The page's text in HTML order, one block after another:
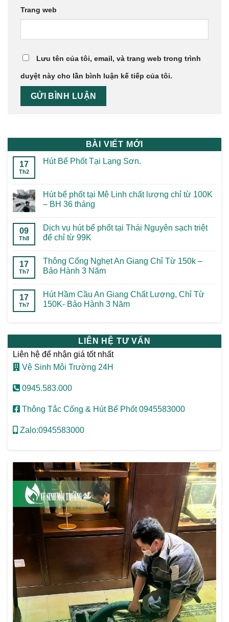
Trang web
Lưu tên của tôi, email, và trang web trong trình
duyệt này cho lần bình luận kế tiếp của tôi.
BÀI VIẾT MỚI
17
Th2
Hút Bể Phốt Tại Lạng Sơn.
Hút bể phốt tại Mê Linh chất lượng chỉ từ 100K
– BH 36 tháng
09
Th8
Dịch vụ hút bể phốt tại Thái Nguyên sạch triệt
để chỉ từ 99K
17
Th7
Thông Cống Nghẹt An Giang Chỉ Từ 150k –
Bảo Hành 3 Năm
17
Th7
Hút Hầm Cầu An Giang Chất Lượng, Chỉ Từ
150K- Bảo Hành 3 Năm
LIÊN HỆ TƯ VẤN
Liên hệ để nhận giá tốt nhất
Vệ Sinh Môi Trường 24H
0945.583.000
Thông Tắc Cống & Hút Bể Phốt 0945583000
Zalo:0945583000